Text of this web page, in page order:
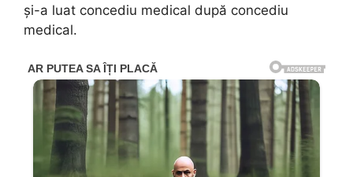
și-a luat concediu medical după concediu
medical.